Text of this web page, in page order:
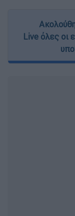
Live όλες οι